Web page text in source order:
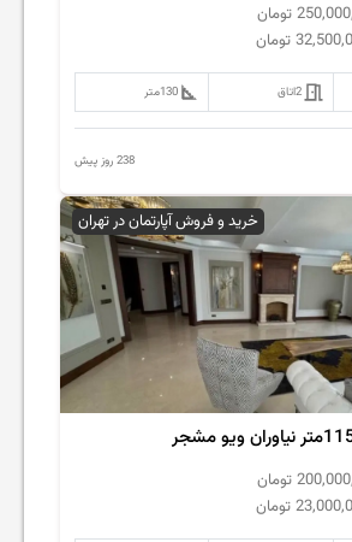
تومان
تومان
2اتاق 130متر
238 روز پیش
خرید و فروش آپارتمان در تهران
تومان
تومان